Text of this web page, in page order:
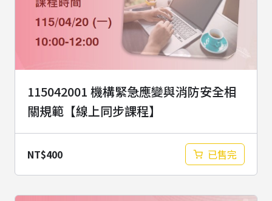
115042001 機構緊急應變與消防安全相
關規範【線上同步課程】
NT$400 已售完